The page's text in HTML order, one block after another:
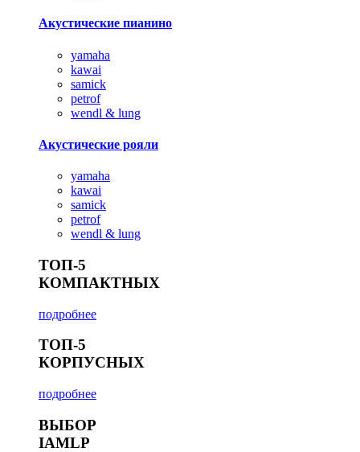
Акустические пианино
yamaha
kawai
samick
petrof
wendl & lung
Акустические рояли
yamaha
kawai
samick
petrof
wendl & lung
ТОП-5
КОМПАКТНЫХ
подробнее
ТОП-5
КОРПУСНЫХ
подробнее
ВЫБОР
IAMLP